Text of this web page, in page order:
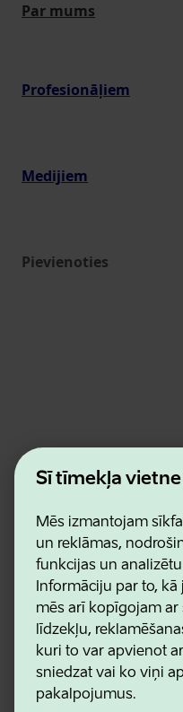
Šī tīmekļa
Mēs izmantojam
un reklāmas,
funkcijas un
Informāciju par to,
mēs arī kopīgojam ar
līdzekļu,
kuri to var apvienot
sniedzat vai ko viņi
pakalpojumus.
Par mums
Profesionāļiem
Medijiem
Pievienoties
Kontakti
Lietošanas noteikumi
Sīkdatņu un